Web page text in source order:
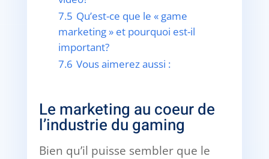
7.5 Qu’est-ce que le « game
marketing » et pourquoi est-il
important?
7.6 Vous aimerez aussi :
Le marketing au coeur de
l’industrie du gaming
Bien qu’il puisse sembler que le